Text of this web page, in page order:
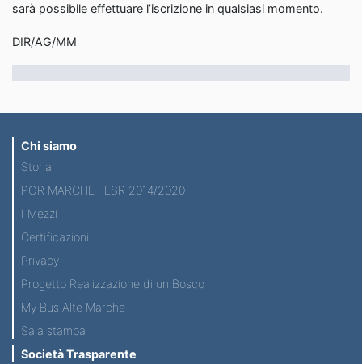
sarà possibile effettuare l’iscrizione in qualsiasi momento.
DIR/AG/MM
Chi siamo
Storia
POR MARCHE FESR 2014/2020
I Mezzi
Certificazioni
Privacy
Progetto Realizzazione di un Bosco
My Bus Alte Marche
Sala stampa
Società Trasparente